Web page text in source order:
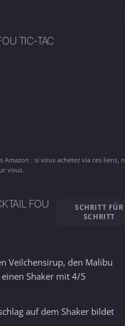
TIC-TAC
: si vous achetez via ces liens,
vous.
FOU
SCHRITT FÜR
SCHRITT
Veilchensirup, den Malibu
Shaker mit 4/5
auf dem Shaker bildet